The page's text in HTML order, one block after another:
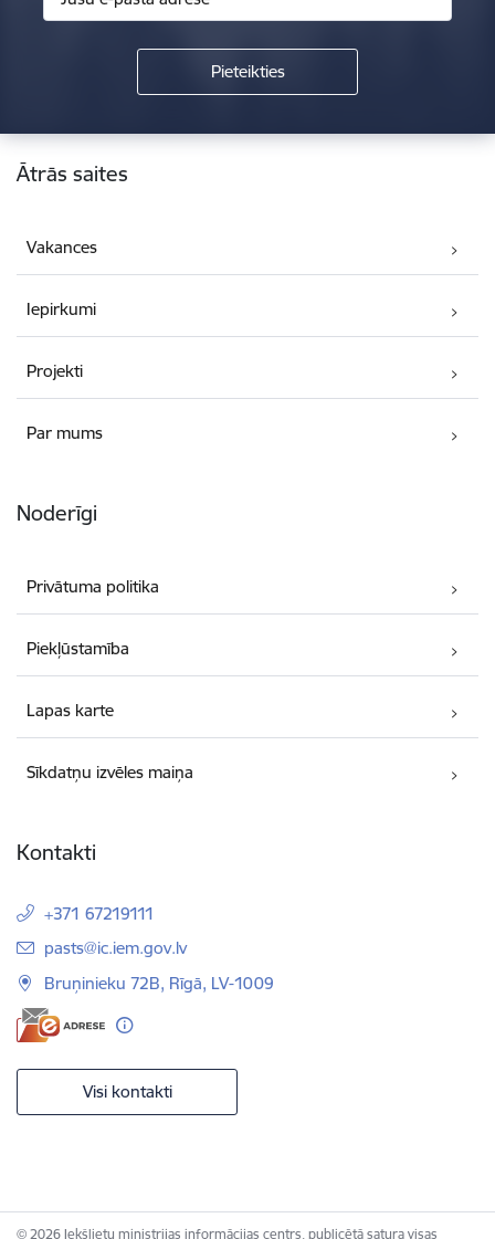
Kājene
Ātrās saites
Vakances
Iepirkumi
Projekti
Par mums
Noderīgi
Privātuma politika
Piekļūstamība
Lapas karte
Sīkdatņu izvēles maiņa
Kontakti
+371 67219111
E-pasts:
pasts@ic.iem.gov.lv
Bruņinieku 72B, Rīgā, LV-1009
Visi kontakti
© 2026 Iekšlietu ministrijas informācijas centrs, publicētā satura visas